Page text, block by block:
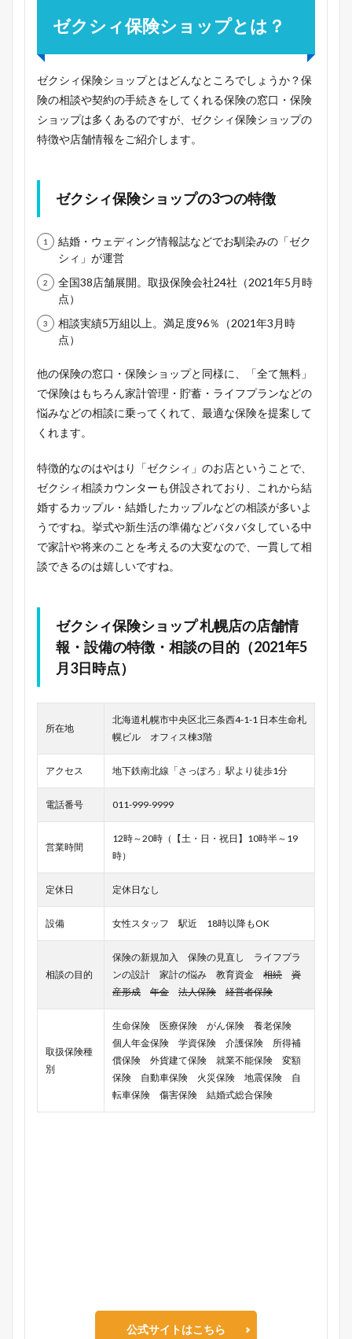
ゼクシィ保険ショップとは？
ゼクシィ保険ショップとはどんなところでしょうか？保
険の相談や契約の手続きをしてくれる保険の窓口・保険
ショップは多くあるのですが、ゼクシィ保険ショップの
特徴や店舗情報をご紹介します。
ゼクシィ保険ショップの3つの特徴
結婚・ウェディング情報誌などでお馴染みの「ゼク
シィ」が運営
全国38店舗展開。取扱保険会社24社（2021年5月時
点）
相談実績5万組以上。満足度96％（2021年3月時
点）
他の保険の窓口・保険ショップと同様に、「全て無料」
で保険はもちろん家計管理・貯蓄・ライフプランなどの
悩みなどの相談に乗ってくれて、最適な保険を提案して
くれます。
特徴的なのはやはり「ゼクシィ」のお店ということで、
ゼクシィ相談カウンターも併設されており、これから結
婚するカップル・結婚したカップルなどの相談が多いよ
うですね。挙式や新生活の準備などバタバタしている中
で家計や将来のことを考えるの大変なので、一貫して相
談できるのは嬉しいですね。
ゼクシィ保険ショップ 札幌店の店舗情
報・設備の特徴・相談の目的（2021年5
月3日時点）
所在地
北海道札幌市中央区北三条西4-1-1 日本生命札
幌ビル オフィス棟3階
アクセス 地下鉄南北線「さっぽろ」駅より徒歩1分
電話番号 011-999-9999
営業時間
12時～20時（【土・日・祝日】10時半～19
時）
定休日 定休日なし
設備 女性スタッフ 駅近 18時以降もOK
相談の目的
保険の新規加入 保険の見直し ライフプラ
ンの設計 家計の悩み 教育資金 相続
資
産形成
年金 法人保険 経営者保険
取扱保険種
別
生命保険 医療保険 がん保険 養老保険
個人年金保険 学資保険 介護保険 所得補
償保険 外貨建て保険 就業不能保険 変額
保険 自動車保険 火災保険 地震保険 自
転車保険 傷害保険 結婚式総合保険
公式サイトはこちら